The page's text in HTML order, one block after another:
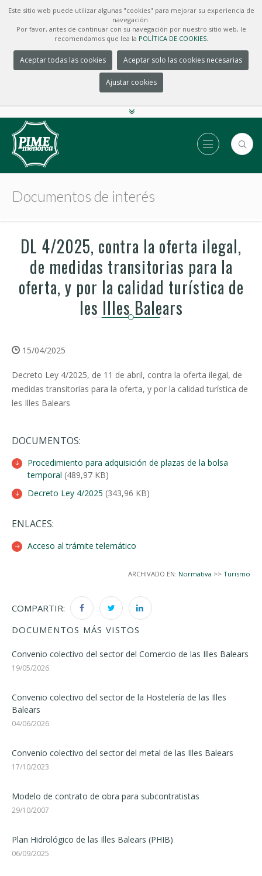
Este sitio web puede utilizar algunas "cookies" para mejorar su experiencia de
navegación.
Por favor, antes de continuar con su navegación por nuestro sitio web, le
recomendamos que lea la POLÍTICA DE COOKIES.
Aceptar todas las cookies Aceptar solo las cookies necesarias
Ajustar cookies
Documentos de interés
DL 4/2025, contra la oferta ilegal,
de medidas transitorias para la
oferta, y por la calidad turística de
les Illes Balears
15/04/2025
Decreto Ley 4/2025, de 11 de abril, contra la oferta ilegal, de
medidas transitorias para la oferta, y por la calidad turística de
les Illes Balears
DOCUMENTOS:
Procedimiento para adquisición de plazas de la bolsa
temporal (489,97 KB)
Decreto Ley 4/2025 (343,96 KB)
ENLACES:
Acceso al trámite telemático
ARCHIVADO EN: Normativa >> Turismo
COMPARTIR:
DOCUMENTOS MÁS VISTOS
Convenio colectivo del sector del Comercio de las Illes Balears
19/05/2026
Convenio colectivo del sector de la Hostelería de las Illes
Balears
04/06/2026
Convenio colectivo del sector del metal de las Illes Balears
17/10/2023
Modelo de contrato de obra para subcontratistas
29/10/2007
Plan Hidrológico de las Illes Balears (PHIB)
06/09/2025